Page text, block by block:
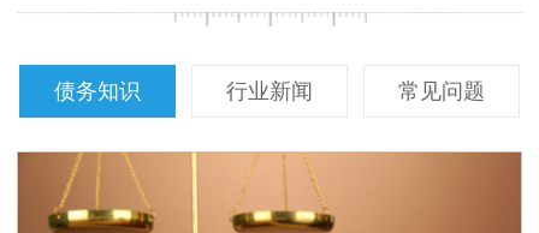
债务知识 行业新闻 常见问题